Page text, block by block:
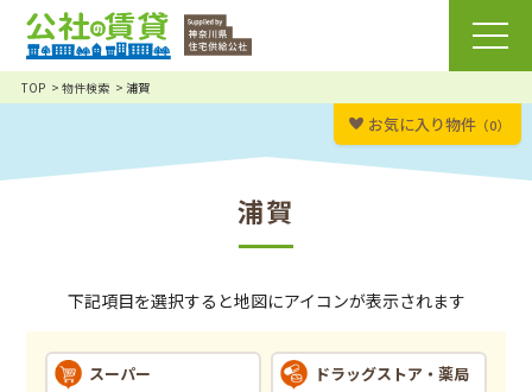
TOP 物件検索 浦賀
お気に入り物件 （0）
浦賀
下記項目を選択すると地図にアイコンが表示されます
スーパー ドラッグストア・薬局